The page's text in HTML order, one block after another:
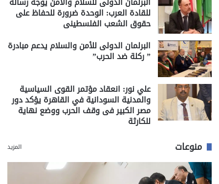
للقادة العرب: الوحدة ضرورة للحفاظ على
حقوق الشعب الفلسطينى
البرلمان الدولى للأمن والسلام يدعم مبادرة
” ركلة ضد الحرب”
علي نور: انعقاد مؤتمر القوى السياسية
والمدنية السودانية في القاهرة يؤكد دور
مصر الكبير فى وقف الحرب ووضع نهاية
للكارثة
منوعات المزيد